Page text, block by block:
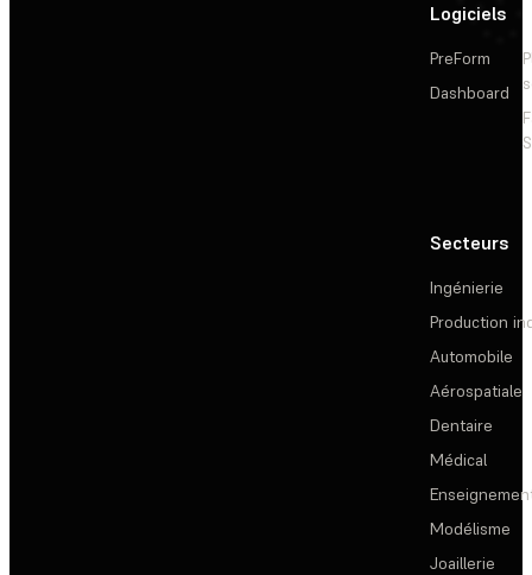
Logiciels
PreForm
Dashboard
Secteurs
Ingénierie
Production
Automobile
Aérospatiale
Dentaire
Médical
Modélisme
Joaillerie